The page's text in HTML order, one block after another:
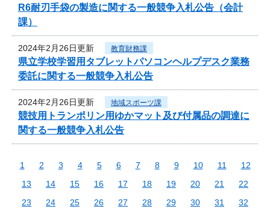
R6耐刃手袋の製造に関する一般競争入札公告（会計
課）
2024年2月26日更新 教育財務課
県立学校学習用タブレットパソコンヘルプデスク業務
委託に関する一般競争入札公告
2024年2月26日更新 地域スポーツ課
競技用トランポリン用ゆかマット及び付属品の調達に
関する一般競争入札公告
1 2 3 4 5 6 7 8 9 10 11
12
13
14 15 16 17 18 19 20 21
22
23
24 25 26 27 28 29 30 31
32